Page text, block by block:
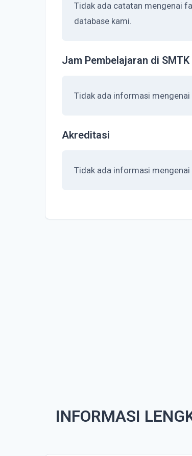
Tidak ada catatan mengenai
database kami.
Jam Pembelajaran di SMTK
Tidak ada informasi mengenai
Akreditasi
Tidak ada informasi mengenai
INFORMASI